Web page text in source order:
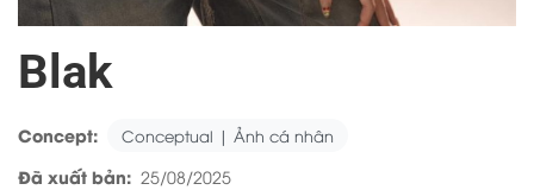
Blak
Concept: Conceptual | Ảnh cá nhân
Đã xuất bản: 25/08/2025